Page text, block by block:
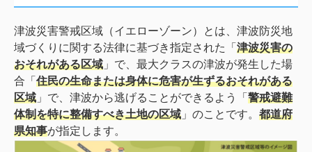
津波災害警戒区域（イエローゾーン）とは、津波防災地
域づくりに関する法律に基づき指定された「 津波災害の
おそれがある区域 」で、最大クラスの津波が発生した場
合「 住民の生命または身体に危害が生ずるおそれがある
区域 」で、津波から逃げることができるよう「 警戒避難
体制を特に整備すべき土地の区域 」のことです。 都道府
県知事が指定します。